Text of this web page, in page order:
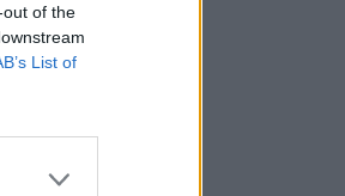
of the
List of